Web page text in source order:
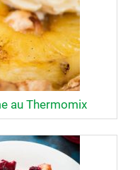
au Thermomix